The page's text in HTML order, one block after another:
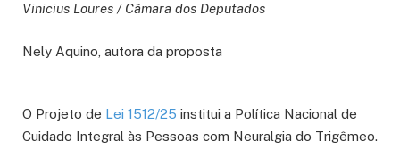
Vinicius Loures / Câmara dos Deputados
Nely Aquino, autora da proposta
O Projeto de Lei 1512/25 institui a Política Nacional de
Cuidado Integral às Pessoas com Neuralgia do Trigêmeo.